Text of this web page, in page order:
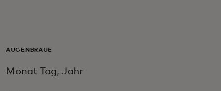
Für Unternehmen
AUGENBRAUE
Monat Tag, Jahr